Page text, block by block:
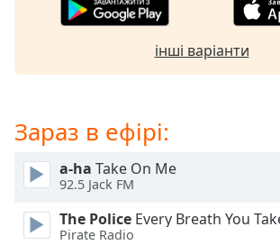
Descriptions
off,
Subtitles
subtitles
settings,
opens
subtitles
інші варіанти
Зараз в ефірі:
a-ha Take On Me
92.5 Jack FM
The Police Every Breath You
Pirate Radio